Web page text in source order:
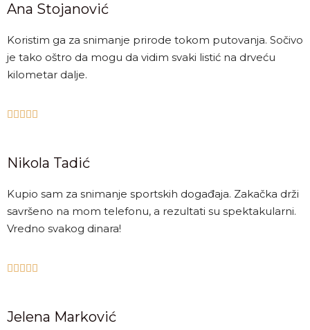
Ana Stojanović
Koristim ga za snimanje prirode tokom putovanja. Sočivo
je tako oštro da mogu da vidim svaki listić na drveću
kilometar dalje.
    
Nikola Tadić
Kupio sam za snimanje sportskih događaja. Zakačka drži
savršeno na mom telefonu, a rezultati su spektakularni.
Vredno svakog dinara!
    
Jelena Marković